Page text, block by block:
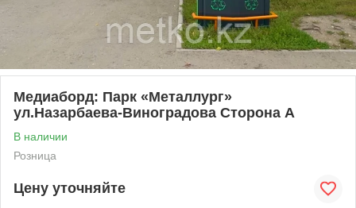
Медиаборд: Парк «Металлург»
ул.Назарбаева-Виноградова Сторона А
В наличии
Розница
Цену уточняйте